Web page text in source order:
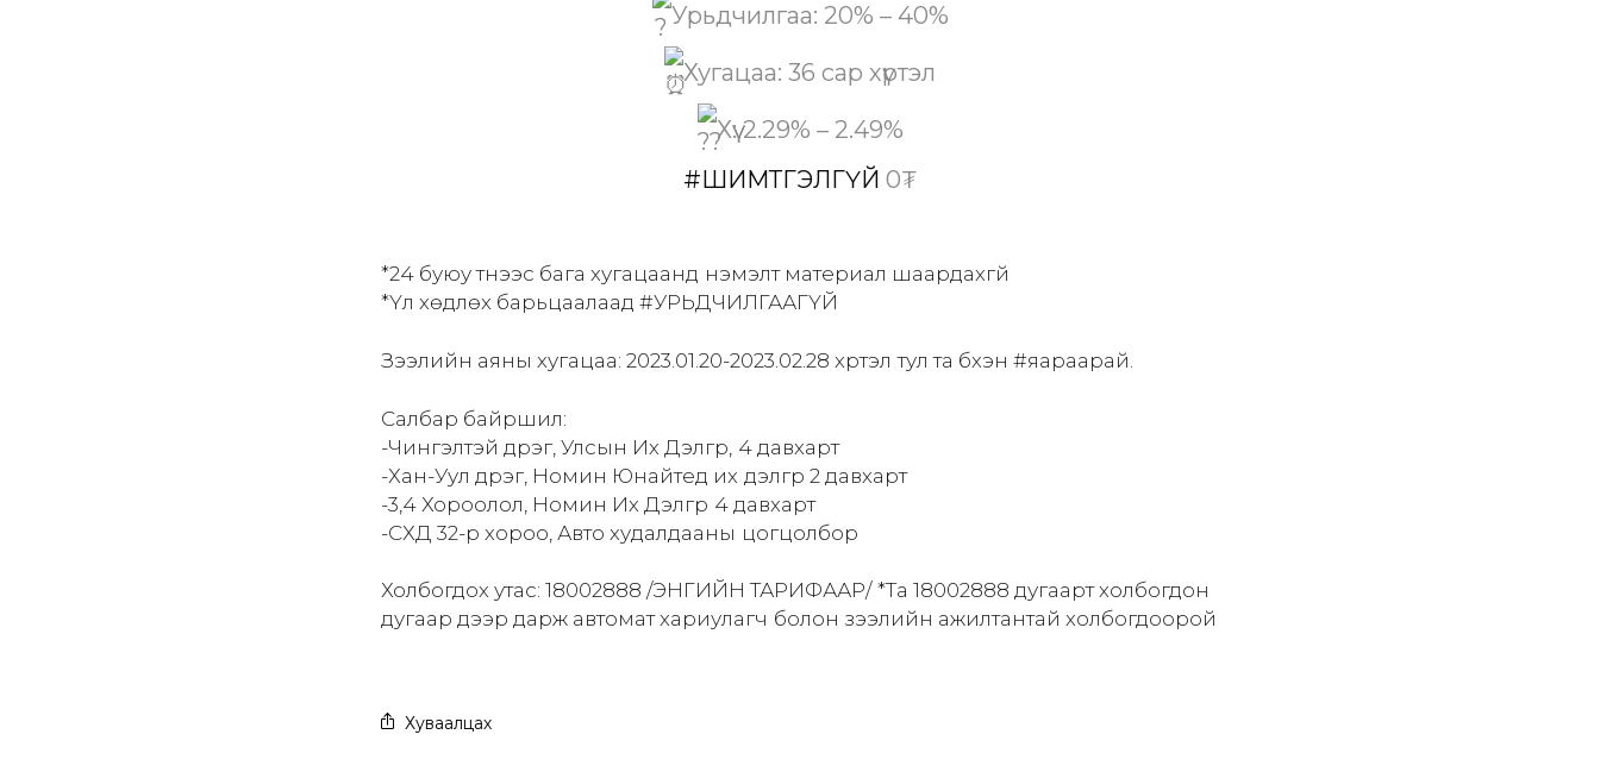
Урьдчилгаа: 20% – 40%
Хугацаа: 36 сар хүртэл
Хүү: 2.29% – 2.49%
#ШИМТГЭЛГҮЙ 0₮
*24 буюу түүнээс бага хугацаанд нэмэлт материал шаардахгүй
*Үл хөдлөх барьцаалаад #УРЬДЧИЛГААГҮЙ
Зээлийн аяны хугацаа: 2023.01.20-2023.02.28 хүртэл тул та бүхэн #яараарай.
Салбар байршил:
-Чингэлтэй дүүрэг, Улсын Их Дэлгүүр, 4 давхарт
-Хан-Уул дүүрэг, Номин Юнайтед их дэлгүүр 2 давхарт
-3,4 Хороолол, Номин Их Дэлгүүр 4 давхарт
-СХД 32-р хороо, Авто худалдааны цогцолбор
Холбогдох утас: 18002888 /ЭНГИЙН ТАРИФААР/ *Та 18002888 дугаарт холбогдон
дугаар дээр дарж автомат хариулагч болон зээлийн ажилтантай холбогдоорой
Хуваалцах